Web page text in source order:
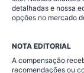
detalhadas e nossa
opções no mercado
NOTA EDITORIAL
A compensação
recomendações ou